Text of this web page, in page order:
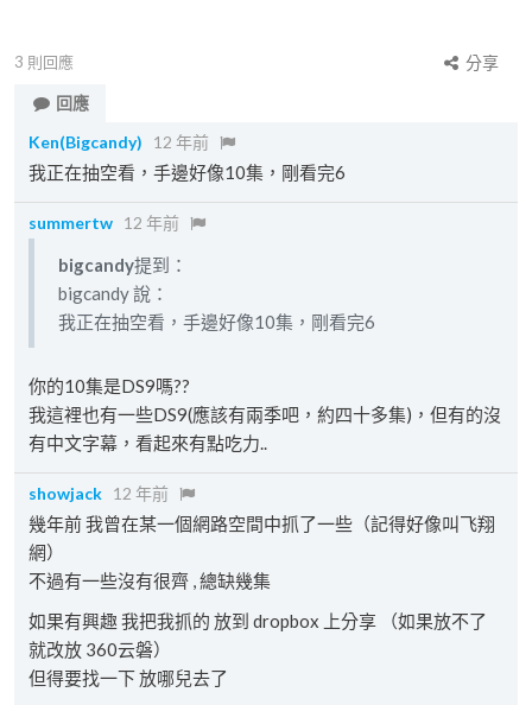
3 則回應
分享
回應
Ken(Bigcandy)
12 年前
我正在抽空看，手邊好像10集，剛看完6
summertw 12 年前
bigcandy提到：
bigcandy 說：
我正在抽空看，手邊好像10集，剛看完6
你的10集是DS9嗎??
我這裡也有一些DS9(應該有兩季吧，約四十多集)，但有的沒
有中文字幕，看起來有點吃力..
showjack 12 年前
幾年前 我曾在某一個網路空間中抓了一些（記得好像叫飞翔
網）
不過有一些沒有很齊 , 總缺幾集
如果有興趣 我把我抓的 放到 dropbox 上分享 （如果放不了
就改放 360云磐）
但得要找一下 放哪兒去了